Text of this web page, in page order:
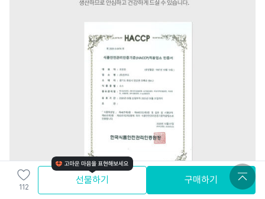
112
선물하기 구매하기